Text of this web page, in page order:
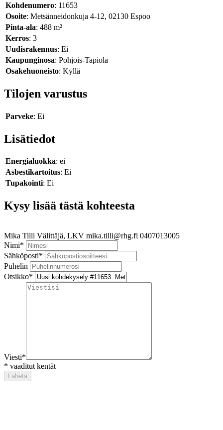
Kohdenumero: 11653
Osoite: Metsänneidonkuja 4-12, 02130 Espoo
Pinta-ala: 488 m²
Kerros: 3
Uudisrakennus: Ei
Kaupunginosa: Pohjois-Tapiola
Osakehuoneisto: Kyllä
Tilojen varustus
Parveke: Ei
Lisätiedot
Energialuokka: ei
Asbestikartoitus: Ei
Tupakointi: Ei
Kysy lisää tästä kohteesta
Mika Tilli Välittäjä, LKV mika.tilli@rhg.fi 0407013005
Nimi*
Sähköposti*
Puhelin
Otsikko*
Viesti*
* vaaditut kentät